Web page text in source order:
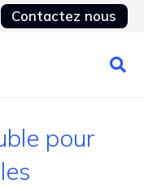
Contactez nous
pour